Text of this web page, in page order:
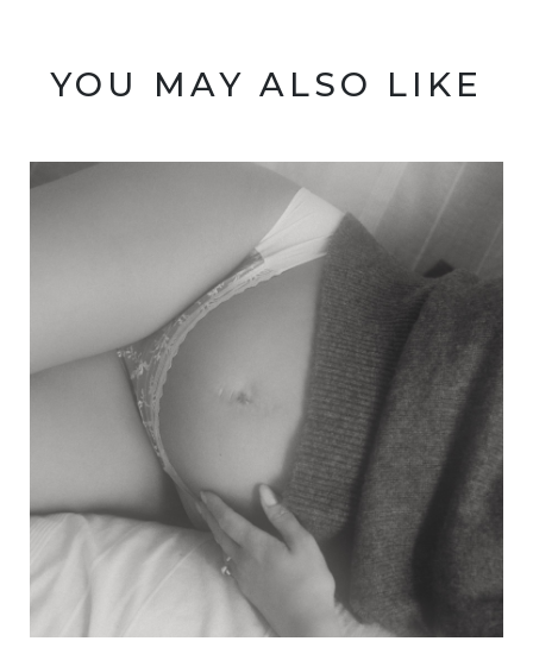
YOU MAY ALSO LIKE